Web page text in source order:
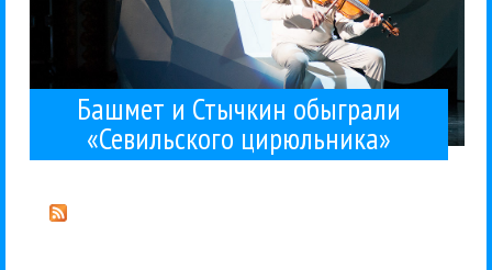
Башмет и Стычкин обыграли
«Севильского цирюльника»